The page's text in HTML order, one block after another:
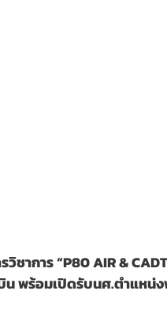
ชาการ “P80 AIR & CADT
บิน พร้อมเปิดรับนศ.ตำแหน่